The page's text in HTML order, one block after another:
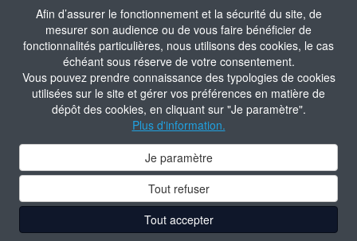
Afin d’assurer le fonctionnement et la sécurité du site, de
mesurer son audience ou de vous faire bénéficier de
fonctionnalités particulières, nous utilisons des cookies, le cas
échéant sous réserve de votre consentement.
Vous pouvez prendre connaissance des typologies de cookies
utilisées sur le site et gérer vos préférences en matière de
dépôt des cookies, en cliquant sur "Je paramètre".
Plus d'information.
Je paramètre
Tout refuser
Tout accepter
du site.
Je m'identifie
Aide à la connexion